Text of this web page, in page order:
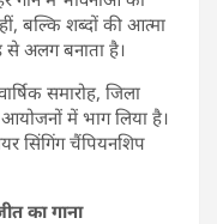
बल्कि शब्दों की आत्मा
अलग बनाता है।
समारोह, जिला
में भाग लिया है।
सिंगिंग चैंपियनशिप
का गाना